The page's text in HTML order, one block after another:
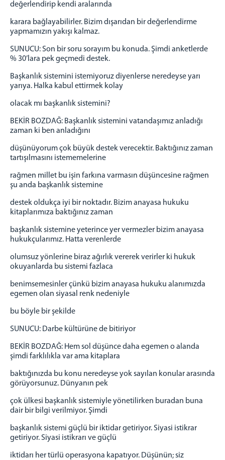
değerlendirip kendi aralarında
karara bağlayabilirler. Bizim dışarıdan bir değerlendirme
yapmamızın yakışı kalmaz.
SUNUCU: Son bir soru sorayım bu konuda. Şimdi anketlerde
% 30’lara pek geçmedi destek.
Başkanlık sistemini istemiyoruz diyenlerse neredeyse yarı
yarıya. Halka kabul ettirmek kolay
olacak mı başkanlık sistemini?
BEKİR BOZDAĞ: Başkanlık sistemini vatandaşımız anladığı
zaman ki ben anladığını
düşünüyorum çok büyük destek verecektir. Baktığınız zaman
tartışılmasını istememelerine
rağmen millet bu işin farkına varmasın düşüncesine rağmen
şu anda başkanlık sistemine
destek oldukça iyi bir noktadır. Bizim anayasa hukuku
kitaplarımıza baktığınız zaman
başkanlık sistemine yeterince yer vermezler bizim anayasa
hukukçularımız. Hatta verenlerde
olumsuz yönlerine biraz ağırlık vererek verirler ki hukuk
okuyanlarda bu sistemi fazlaca
benimsemesinler çünkü bizim anayasa hukuku alanımızda
egemen olan siyasal renk nedeniyle
bu böyle bir şekilde
SUNUCU: Darbe kültürüne de bitiriyor
BEKİR BOZDAĞ: Hem sol düşünce daha egemen o alanda
şimdi farklılıkla var ama kitaplara
baktığınızda bu konu neredeyse yok sayılan konular arasında
görüyorsunuz. Dünyanın pek
çok ülkesi başkanlık sistemiyle yönetilirken buradan buna
dair bir bilgi verilmiyor. Şimdi
başkanlık sistemi güçlü bir iktidar getiriyor. Siyasi istikrar
getiriyor. Siyasi istikrarı ve güçlü
iktidarı her türlü operasyona kapatıyor. Düşünün; siz